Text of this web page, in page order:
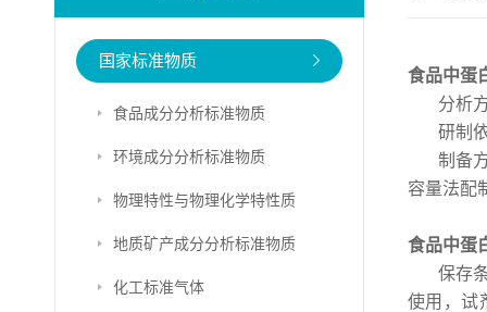
国家标准物质
食品成分分析标准物质
环境成分分析标准物质
物理特性与物理化学特性质
地质矿产成分分析标准物质
化工标准气体
食品中蛋
分析
研制
制备
容量法配
食品中蛋
保存
使用，试